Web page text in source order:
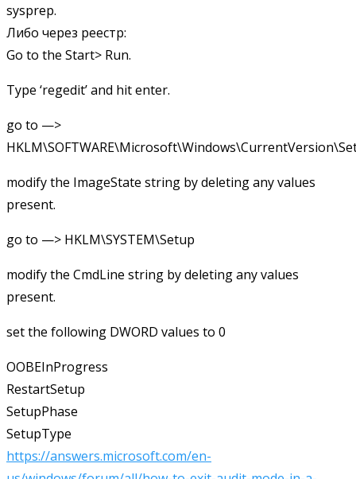
sysprep.
Либо через реестр:
Go to the Start> Run.
Type ‘regedit’ and hit enter.
go to —>
modify the ImageState string by deleting any values
present.
go to —> HKLM\SYSTEM\Setup
modify the CmdLine string by deleting any values
present.
set the following DWORD values to 0
OOBEInProgress
RestartSetup
SetupPhase
SetupType
https://answers.microsoft.com/en-